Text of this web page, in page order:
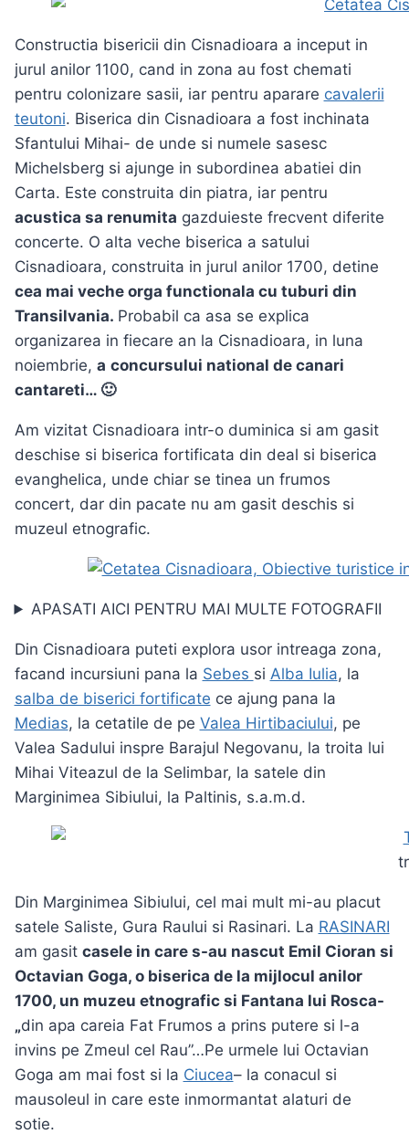
Constructia bisericii din Cisnadioara a inceput in
jurul anilor 1100, cand in zona au fost chemati
pentru colonizare sasii, iar pentru aparare cavalerii
teutoni. Biserica din Cisnadioara a fost inchinata
Sfantului Mihai- de unde si numele sasesc
Michelsberg si ajunge in subordinea abatiei din
Carta. Este construita din piatra, iar pentru
acustica sa renumita gazduieste frecvent diferite
concerte. O alta veche biserica a satului
Cisnadioara, construita in jurul anilor 1700, detine
cea mai veche orga functionala cu tuburi din
Transilvania. Probabil ca asa se explica
organizarea in fiecare an la Cisnadioara, in luna
noiembrie, a concursului national de canari
cantareti… 🙂
Am vizitat Cisnadioara intr-o duminica si am gasit
deschise si biserica fortificata din deal si biserica
evanghelica, unde chiar se tinea un frumos
concert, dar din pacate nu am gasit deschis si
muzeul etnografic.
APASATI AICI PENTRU MAI MULTE FOTOGRAFII
Din Cisnadioara puteti explora usor intreaga zona,
facand incursiuni pana la Sebes si Alba Iulia, la
salba de biserici fortificate ce ajung pana la
Medias, la cetatile de pe Valea Hirtibaciului, pe
Valea Sadului inspre Barajul Negovanu, la troita lui
Mihai Viteazul de la Selimbar, la satele din
Marginimea Sibiului, la Paltinis, s.a.m.d.
Din Marginimea Sibiului, cel mai mult mi-au placut
satele Saliste, Gura Raului si Rasinari. La RASINARI
am gasit casele in care s-au nascut Emil Cioran si
Octavian Goga, o biserica de la mijlocul anilor
1700, un muzeu etnografic si Fantana lui Rosca-
„din apa careia Fat Frumos a prins putere si l-a
invins pe Zmeul cel Rau”…Pe urmele lui Octavian
Goga am mai fost si la Ciucea– la conacul si
mausoleul in care este inmormantat alaturi de
sotie.